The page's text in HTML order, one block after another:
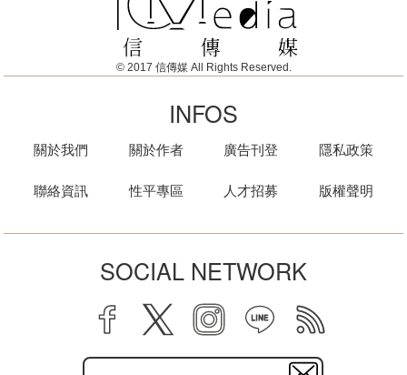
© 2017 信傳媒 All Rights Reserved.
INFOS
關於我們
聯絡資訊
關於作者
性平專區
廣告刊登
人才招募
隱私政策
版權聲明
SOCIAL NETWORK
facebook twitter instagram